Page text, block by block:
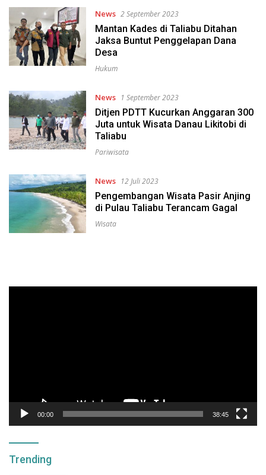
News 2 September 2023
Mantan Kades di Taliabu Ditahan
Jaksa Buntut Penggelapan Dana
Desa
Hukum
News 1 September 2023
Ditjen PDTT Kucurkan Anggaran 300
Juta untuk Wisata Danau Likitobi di
Taliabu
Pariwisata
News 12 Juli 2023
Pengembangan Wisata Pasir Anjing
di Pulau Taliabu Terancam Gagal
Wisata
00:00 38:45
Trending